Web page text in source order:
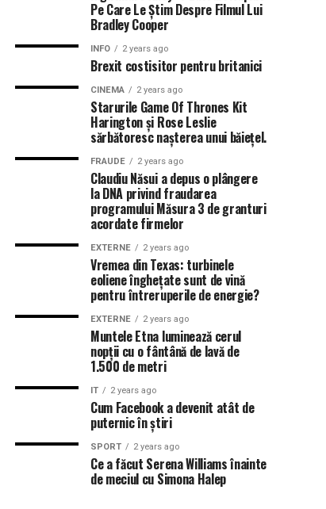
Pe Care Le Știm Despre Filmul Lui
Bradley Cooper
INFO 2 years ago
Brexit costisitor pentru britanici
CINEMA 2 years ago
Starurile Game Of Thrones Kit
Harington și Rose Leslie
sărbătoresc nașterea unui băiețel.
FRAUDE 2 years ago
Claudiu Năsui a depus o plângere
la DNA privind fraudarea
programului Măsura 3 de granturi
acordate firmelor
EXTERNE 2 years ago
Vremea din Texas: turbinele
eoliene înghețate sunt de vină
pentru întreruperile de energie?
EXTERNE 2 years ago
Muntele Etna luminează cerul
nopții cu o fântână de lavă de
1.500 de metri
IT 2 years ago
Cum Facebook a devenit atât de
puternic în știri
SPORT 2 years ago
Ce a făcut Serena Williams înainte
de meciul cu Simona Halep